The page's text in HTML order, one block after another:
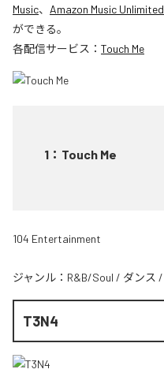
Music、 Amazon Music Unlimited
ができる。
各配信サービス： Touch Me
1 ： Touch Me
104 Entertainment
ジャンル： R&B/Soul / ダンス /
T3N4